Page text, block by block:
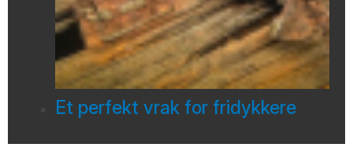
Et perfekt vrak for fridykkere